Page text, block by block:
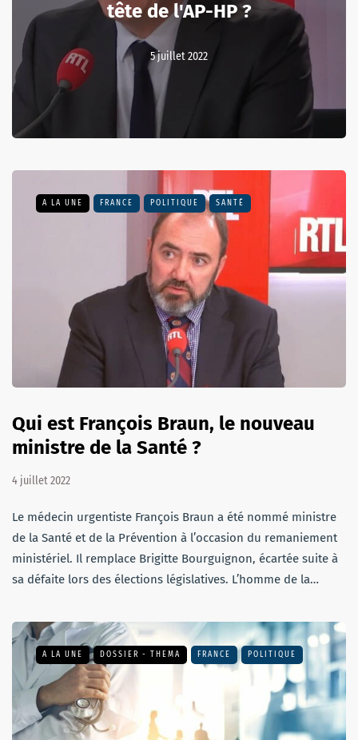
tête de l'AP-HP ?
5 juillet 2022
A LA UNE FRANCE POLITIQUE SANTÉ
Qui est François Braun, le nouveau
ministre de la Santé ?
4 juillet 2022
Le médecin urgentiste François Braun a été nommé ministre
de la Santé et de la Prévention à l’occasion du remaniement
ministériel. Il remplace Brigitte Bourguignon, écartée suite à
sa défaite lors des élections législatives. L’homme de la…
A LA UNE DOSSIER - THEMA FRANCE POLITIQUE